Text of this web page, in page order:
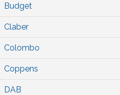
Budget
Claber
Colombo
Coppens
DAB